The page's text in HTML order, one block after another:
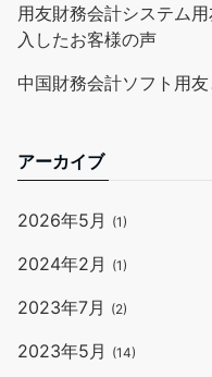
用友財務会計システム
入したお客様の声
中国財務会計ソフト用
アーカイブ
2026年5月 (1)
2024年2月 (1)
2023年7月 (2)
2023年5月 (14)